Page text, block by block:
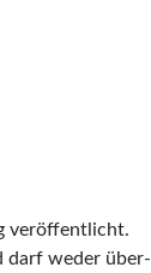
veröffentlicht.
darf weder über-